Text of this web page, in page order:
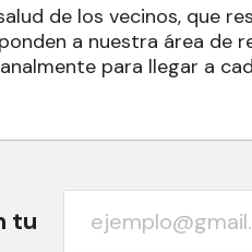
de los vecinos, que
a nuestra área de
para llegar a
tu